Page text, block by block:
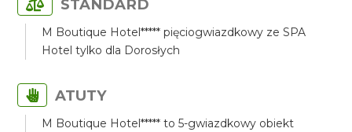
STANDARD
M Boutique Hotel***** pięciogwiazdkowy ze SPA
Hotel tylko dla Dorosłych
ATUTY
M Boutique Hotel***** to 5-gwiazdkowy obiekt